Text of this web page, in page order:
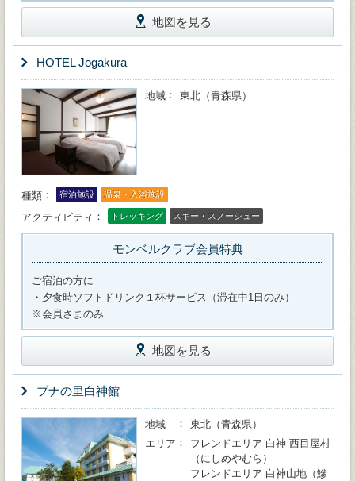
地図を見る
HOTEL Jogakura
地域 東北（青森県）
種類 宿泊施設 温泉・入浴施設
アクティビティ トレッキング スキー・スノーシュー
モンベルクラブ会員特典
ご宿泊の方に
・夕食時ソフトドリンク１杯サービス（滞在中1日のみ）
※会員さまのみ
地図を見る
ブナの里白神館
地域
東北（青森県）
エリア
フレンドエリア 白神 西目屋村
（にしめやむら）
フレンドエリア 白神山地（鰺